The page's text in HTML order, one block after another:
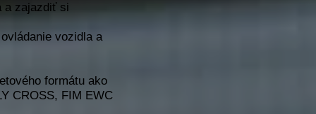
a zajazdiť si
vozidla a
formátu ako
CROSS, FIM EWC